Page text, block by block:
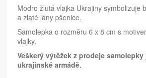
Modro žlutá vlajka Ukrajiny symbolizuje
a zlaté lány pšenice.
Samolepka o rozměru 6 x 8 cm s
vlajky.
Veškerý výtěžek z prodeje
ukrajinské armádě.